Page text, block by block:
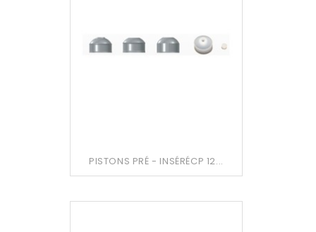
PISTONS PRÉ - INSÉRÉCP 12...